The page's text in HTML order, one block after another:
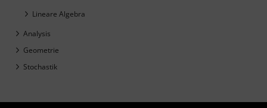
Lineare Algebra
Analysis
Geometrie
Stochastik